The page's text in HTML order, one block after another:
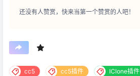
还没有人赞赏，快来当第一个赞赏的人吧！
cc5 cc5插件 IClone插件